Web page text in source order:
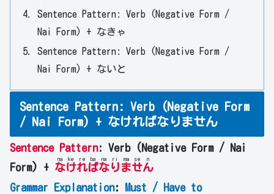
Sentence Pattern: Verb (Negative Form /
Nai Form) + なきゃ
Sentence Pattern: Verb (Negative Form /
Nai Form) + ないと
Sentence Pattern: Verb (Negative Form
/ Nai Form) + なければなりません
Sentence Pattern: Verb (Negative Form / Nai
Form) + な
na
け
ke
れ
re
ば
ba
な
na
り
ri
ま
ma
せ
se
ん
n
Grammar Explanation: Must / Have to